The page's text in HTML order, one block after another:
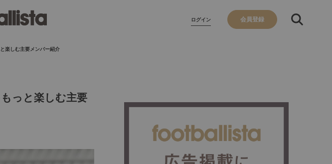
ログイン 会員登録
楽しむ主要メンバー紹介
っと楽しむ主要